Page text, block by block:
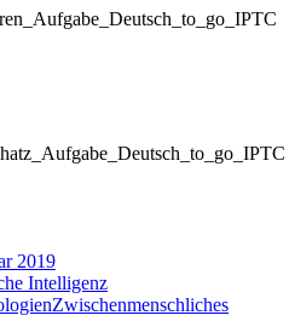
2019
Intelligenz
Zwischenmenschliches